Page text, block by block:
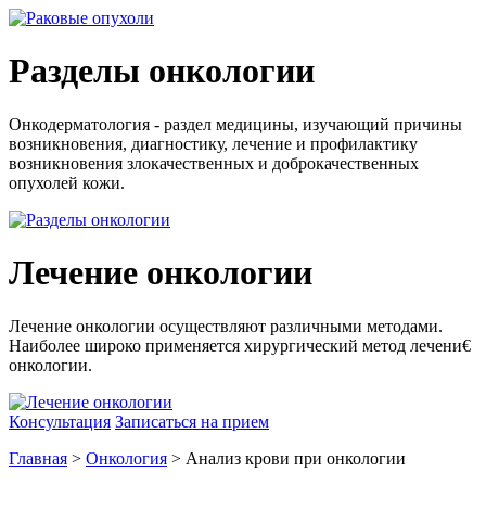
Разделы онкологии
Онкодерматология - раздел медицины, изучающий причины
возникновения, диагностику, лечение и профилактику
возникновения злокачественных и доброкачественных
опухолей кожи.
Лечение онкологии
Лечение онкологии осуществляют различными методами.
Наиболее широко применяется хирургический метод лечени€
онкологии.
Консультация Записаться на прием
Главная > Онкология > Анализ крови при онкологии